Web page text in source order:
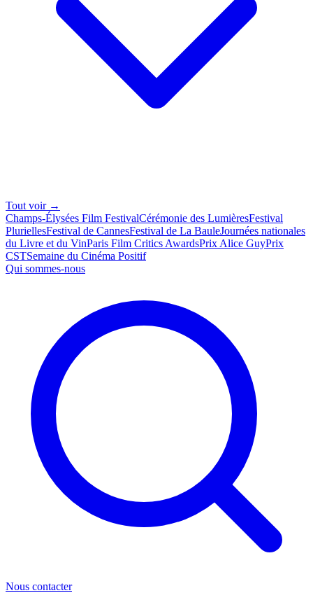
Tout voir →
Champs-Élysées Film FestivalCérémonie des LumièresFestival
PluriellesFestival de CannesFestival de La BauleJournées nationales
du Livre et du VinParis Film Critics AwardsPrix Alice GuyPrix
CSTSemaine du Cinéma Positif
Qui sommes-nous
Nous contacter